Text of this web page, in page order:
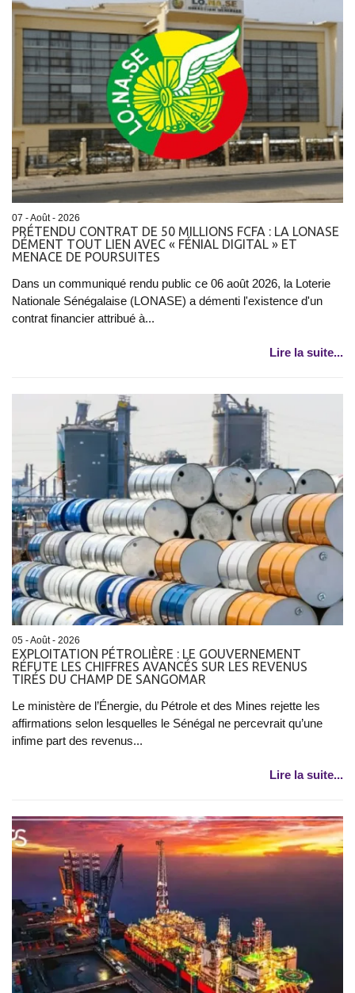
07 - Août - 2026
PRÉTENDU CONTRAT DE 50 MILLIONS FCFA : LA LONASE
DÉMENT TOUT LIEN AVEC « FÉNIAL DIGITAL » ET
MENACE DE POURSUITES
Dans un communiqué rendu public ce 06 août 2026, la Loterie
Nationale Sénégalaise (LONASE) a démenti l'existence d'un
contrat financier attribué à...
Lire la suite...
05 - Août - 2026
EXPLOITATION PÉTROLIÈRE : LE GOUVERNEMENT
RÉFUTE LES CHIFFRES AVANCÉS SUR LES REVENUS
TIRÉS DU CHAMP DE SANGOMAR
Le ministère de l’Énergie, du Pétrole et des Mines rejette les
affirmations selon lesquelles le Sénégal ne percevrait qu’une
infime part des revenus...
Lire la suite...